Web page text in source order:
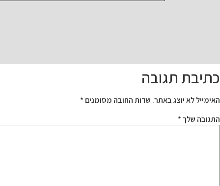
כתיבת תגובה
האימייל לא יוצג באתר. שדות החובה מסומנים *
התגובה שלך*